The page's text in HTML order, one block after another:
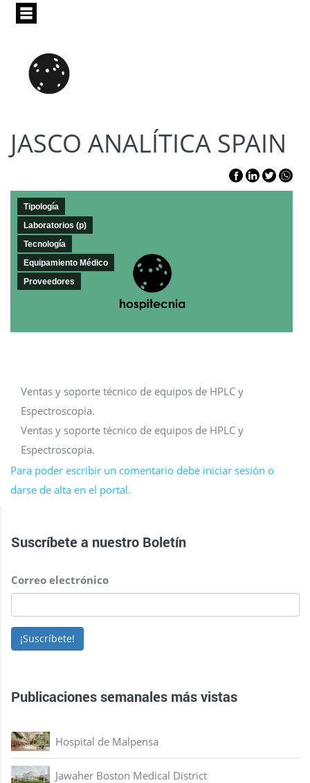
Pasar
principal
JASCO ANALÍTICA SPAIN
Tipología
Laboratorios (p)
Tecnología
Equipamiento Médico
Proveedores
Ventas y soporte técnico de equipos de HPLC y
Espectroscopia.
Ventas y soporte técnico de equipos de HPLC y
Espectroscopia.
Para poder escribir un comentario debe iniciar sesión o
darse de alta en el portal.
Suscríbete a nuestro Boletín
Correo electrónico
¡Suscríbete!
Publicaciones semanales más vistas
Hospital de Malpensa
Jawaher Boston Medical District